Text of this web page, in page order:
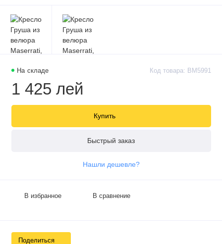
На складе Код товара: BM5991
1 425 лей
Купить
Быстрый заказ
Нашли дешевле?
В избранное В сравнение
Поделиться